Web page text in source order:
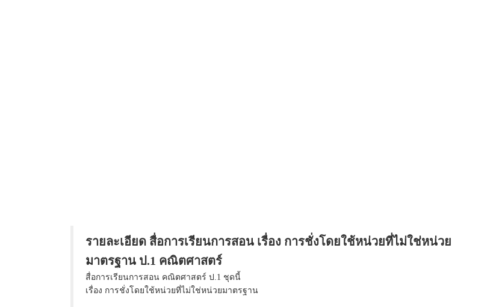
รายละเอียด สื่อการเรียนการสอน เรื่อง การชั่งโดยใช้หน่วยที่ไม่ใช่หน่วย
มาตรฐาน ป.1 คณิตศาสตร์
สื่อการเรียนการสอน คณิตศาสตร์ ป.1 ชุดนี้
เรื่อง การชั่งโดยใช้หน่วยที่ไม่ใช่หน่วยมาตรฐาน